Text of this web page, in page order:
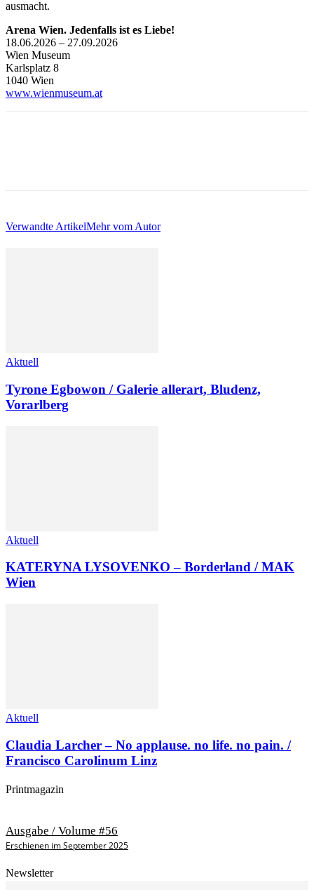
ausmacht.
Arena Wien. Jedenfalls ist es Liebe!
18.06.2026 – 27.09.2026
Wien Museum
Karlsplatz 8
1040 Wien
www.wienmuseum.at
Verwandte ArtikelMehr vom Autor
Aktuell
Tyrone Egbowon / Galerie allerart, Bludenz,
Vorarlberg
Aktuell
KATERYNA LYSOVENKO – Borderland / MAK
Wien
Aktuell
Claudia Larcher – No applause. no life. no pain. /
Francisco Carolinum Linz
Printmagazin
Ausgabe / Volume #56
Erschienen im September 2025
Newsletter